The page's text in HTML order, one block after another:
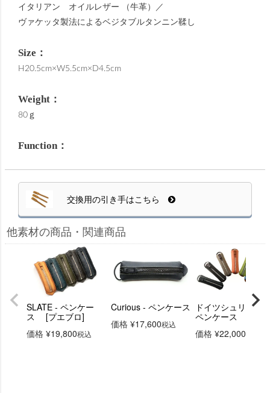
イタリアン オイルレザー （牛革）／
ヴァケッタ製法によるベジタブルタンニン鞣し
Size：
H20.5cm×W5.5cm×D4.5cm
Weight：
80ｇ
Function：
交換用の引き手はこちら
他素材の商品・関連商品
SLATE - ペンケー
ス [プエブロ]
価格 ¥19,800税込
Curious - ペンケース
価格 ¥17,600税込
ドイツシュリンク
ペンケース
価格 ¥22,000